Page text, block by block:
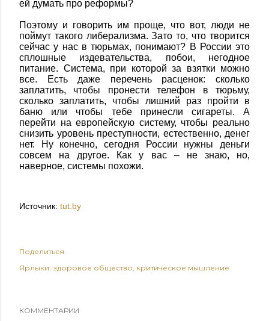
ей думать про реформы?
Поэтому и говорить им проще, что вот, люди не
поймут такого либерализма. Зато то, что творится
сейчас у нас в тюрьмах, понимают? В России это
сплошные издевательства, побои, негодное
питание. Система, при которой за взятки можно
все. Есть даже перечень расценок: сколько
заплатить, чтобы пронести телефон в тюрьму,
сколько заплатить, чтобы лишний раз пройти в
баню или чтобы тебе принесли сигареты. А
перейти на европейскую систему, чтобы реально
снизить уровень преступности, естественно, денег
нет. Ну конечно, сегодня России нужны деньги
совсем на другое. Как у вас – не знаю, но,
наверное, системы похожи.
Источник: tut.by
Поделиться
Ярлыки: здоровое общество критическое мышление
КОММЕНТАРИИ